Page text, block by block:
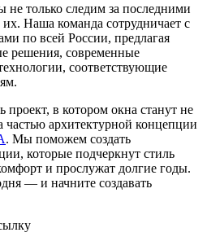
только следим за последними
Наша команда сотрудничает с
по всей России, предлагая
решения, современные
соответствующие
проект, в котором окна станут не
частью архитектурной концепции
. Мы поможем создать
которые подчеркнут стиль
и прослужат долгие годы.
— и начните создавать